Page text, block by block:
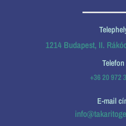
1214 Budapest, II.
Telefon
+36 20 972
E-mail